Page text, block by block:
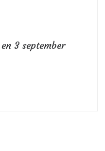
3 september